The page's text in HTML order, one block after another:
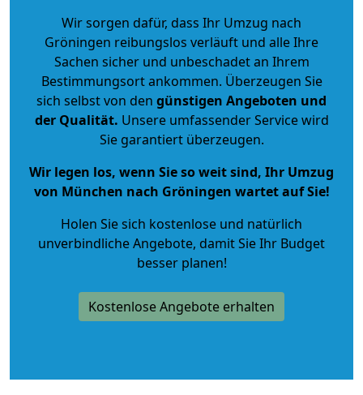
Wir sorgen dafür, dass Ihr Umzug nach
Gröningen reibungslos verläuft und alle Ihre
Sachen sicher und unbeschadet an Ihrem
Bestimmungsort ankommen. Überzeugen Sie
sich selbst von den günstigen Angeboten und
der Qualität. Unsere umfassender Service wird
Sie garantiert überzeugen.
Wir legen los, wenn Sie so weit sind, Ihr Umzug
von München nach Gröningen wartet auf Sie!
Holen Sie sich kostenlose und natürlich
unverbindliche Angebote, damit Sie Ihr Budget
besser planen!
Kostenlose Angebote erhalten